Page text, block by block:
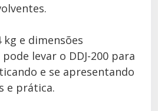
kg e dimensões
levar o DDJ-200 para
e se apresentando
e prática.